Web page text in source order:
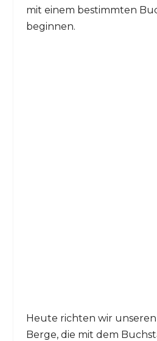
mit einem bestimmten
beginnen.
Heute richten wir
Berge, die mit dem